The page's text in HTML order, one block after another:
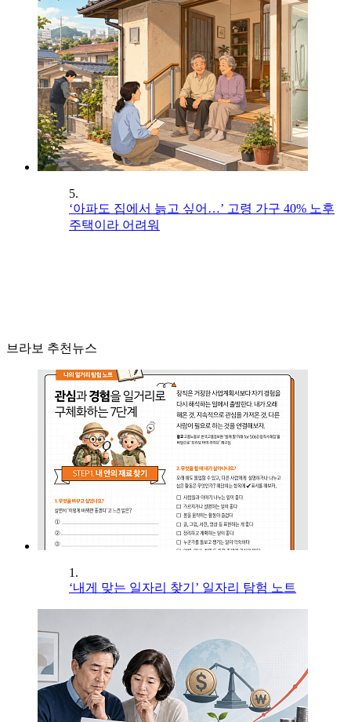
5.
‘아파도 집에서 늙고 싶어…’ 고령 가구 40% 노후
주택이라 어려워
브라보 추천뉴스
1.
‘내게 맞는 일자리 찾기’ 일자리 탐험 노트